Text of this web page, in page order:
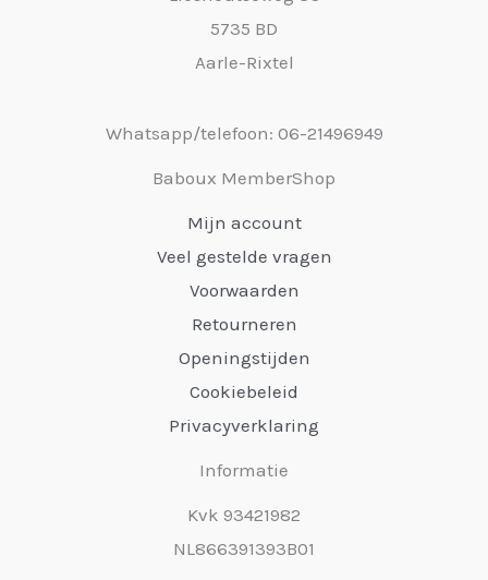
5735 BD
Aarle-Rixtel
Whatsapp/telefoon: 06-21496949
Baboux MemberShop
Mijn account
Veel gestelde vragen
Voorwaarden
Retourneren
Openingstijden
Cookiebeleid
Privacyverklaring
Informatie
Kvk 93421982
NL866391393B01